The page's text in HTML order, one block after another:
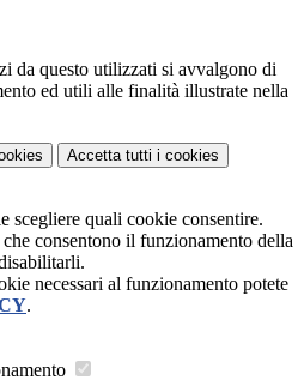
da questo utilizzati si avvalgono di
ed utili alle finalità illustrate nella
Accetta tutti i cookies
scegliere quali cookie consentire.
consentono il funzionamento della
necessari al funzionamento potete
.